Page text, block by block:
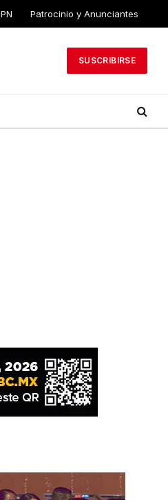
Patrocinio y Anunciantes
SUSCRIBIRSE